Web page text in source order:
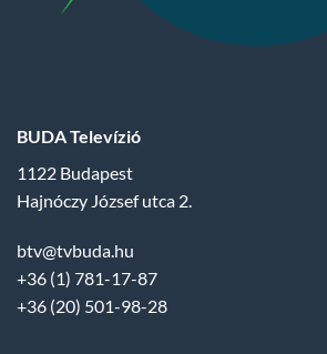
BUDA Televízió
1122 Budapest
Hajnóczy József utca 2.
btv@tvbuda.hu
+36 (1) 781-17-87
+36 (20) 501-98-28